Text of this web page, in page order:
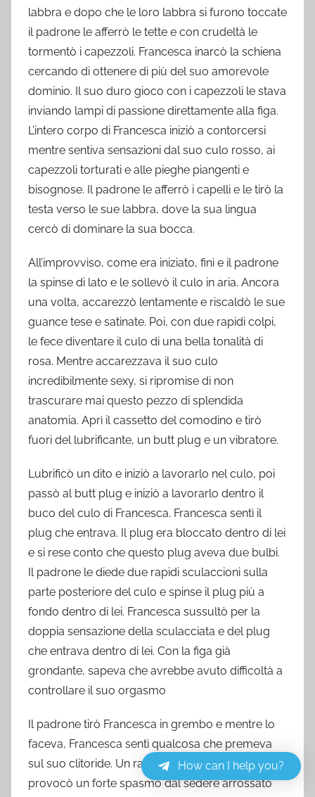
labbra e dopo che le loro labbra si furono toccate
il padrone le afferrò le tette e con crudeltà le
tormentò i capezzoli. Francesca inarcò la schiena
cercando di ottenere di più del suo amorevole
dominio. Il suo duro gioco con i capezzoli le stava
inviando lampi di passione direttamente alla figa.
L’intero corpo di Francesca iniziò a contorcersi
mentre sentiva sensazioni dal suo culo rosso, ai
capezzoli torturati e alle pieghe piangenti e
bisognose. Il padrone le afferrò i capelli e le tirò la
testa verso le sue labbra, dove la sua lingua
cercò di dominare la sua bocca.
All’improvviso, come era iniziato, finì e il padrone
la spinse di lato e le sollevò il culo in aria. Ancora
una volta, accarezzò lentamente e riscaldò le sue
guance tese e satinate. Poi, con due rapidi colpi,
le fece diventare il culo di una bella tonalità di
rosa. Mentre accarezzava il suo culo
incredibilmente sexy, si ripromise di non
trascurare mai questo pezzo di splendida
anatomia. Aprì il cassetto del comodino e tirò
fuori del lubrificante, un butt plug e un vibratore.
Lubrificò un dito e iniziò a lavorarlo nel culo, poi
passò al butt plug e iniziò a lavorarlo dentro il
buco del culo di Francesca. Francesca sentì il
plug che entrava. Il plug era bloccato dentro di lei
e si rese conto che questo plug aveva due bulbi.
Il padrone le diede due rapidi sculaccioni sulla
parte posteriore del culo e spinse il plug più a
fondo dentro di lei. Francesca sussultò per la
doppia sensazione della sculacciata e del plug
che entrava dentro di lei. Con la figa già
grondante, sapeva che avrebbe avuto difficoltà a
controllare il suo orgasmo
Il padrone tirò Francesca in grembo e mentre lo
faceva, Francesca sentì qualcosa che premeva
sul suo clitoride. Un rapido colpo sul culo le
provocò un forte spasmo dal sedere arrossato
How can I help you?